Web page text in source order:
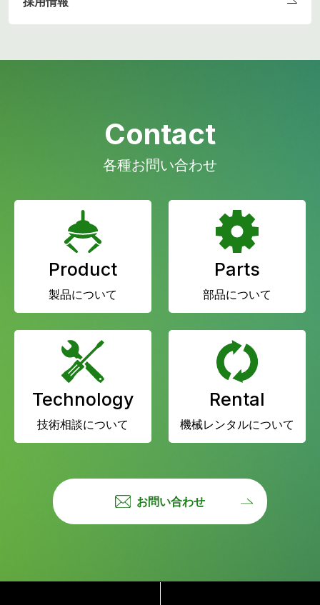
Contact
各種お問い合わせ
Product
製品について
Parts
部品について
Technology
技術相談について
Rental
機械レンタルについて
お問い合わせ